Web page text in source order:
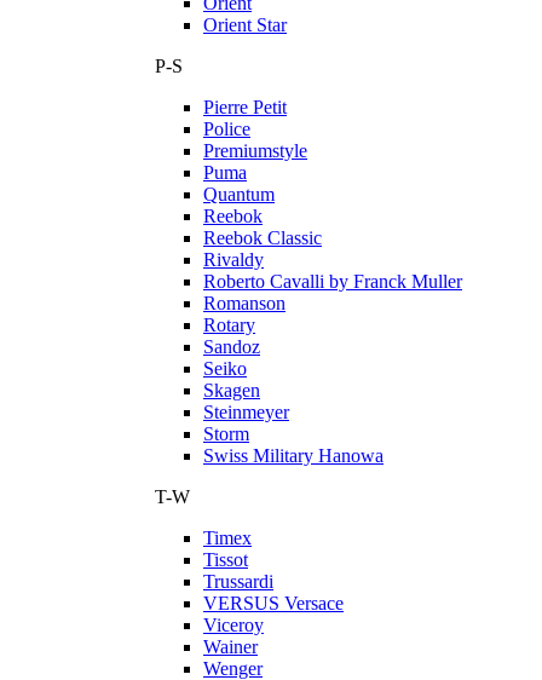
Orient Star
P-S
Pierre Petit
Police
Premiumstyle
Puma
Quantum
Reebok
Reebok Classic
Rivaldy
Roberto Cavalli by Franck Muller
Romanson
Rotary
Sandoz
Seiko
Skagen
Steinmeyer
Storm
Swiss Military Hanowa
T-W
Timex
Tissot
Trussardi
VERSUS Versace
Viceroy
Wainer
Wenger